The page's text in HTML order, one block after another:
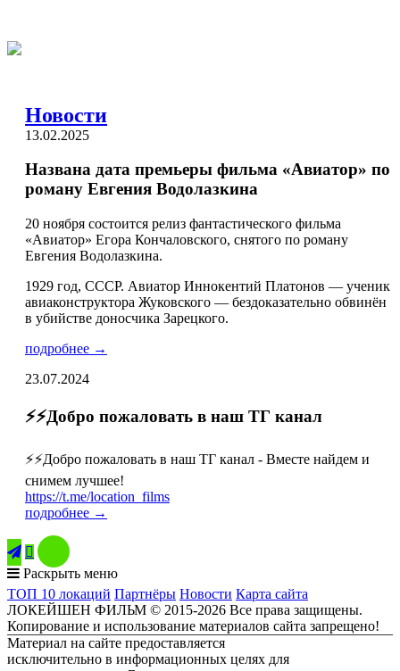
Новости
13.02.2025
Названа дата премьеры фильма «Авиатор» по
роману Евгения Водолазкина
20 ноября состоится релиз фантастического фильма
«Авиатор» Егора Кончаловского, снятого по роману
Евгения Водолазкина.
1929 год, СССР. Авиатор Иннокентий Платонов — ученик
авиаконструктора Жуковского — бездоказательно обвинён
в убийстве доносчика Зарецкого.
подробнее →
23.07.2024
⚡️⚡️Добро пожаловать в наш ТГ канал
⚡️⚡️Добро пожаловать в наш ТГ канал - Вместе найдем и
снимем лучшее!
https://t.me/location_films
подробнее →

Раскрыть меню
ТОП 10 локаций Партнёры Новости Карта сайта
ЛОКЕЙШЕН ФИЛЬМ © 2015-2026 Все права защищены.
Копирование и использование материалов сайта запрещено!
Материал на сайте предоставляется
исключительно в информационных целях для